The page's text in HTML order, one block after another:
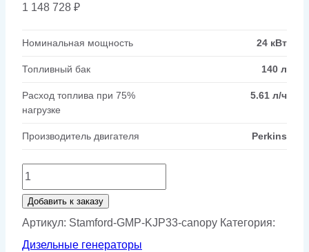
1 148 728 ₽
Номинальная мощность 24 кВт
Топливный бак 140 л
Расход топлива при 75%
нагрузке
5.61 л/ч
Производитель двигателя Perkins
Количество
товара
Генератор
Stamford
Добавить к заказу
Артикул: Stamford-GMP-KJP33-canopy Категория:
Дизельные генераторы